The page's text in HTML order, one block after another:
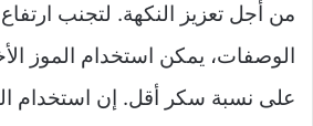
من أجل تعزيز النكهة. لتجنب
الوصفات، يمكن استخدام الموز
على نسبة سكر أقل. إن استخدام